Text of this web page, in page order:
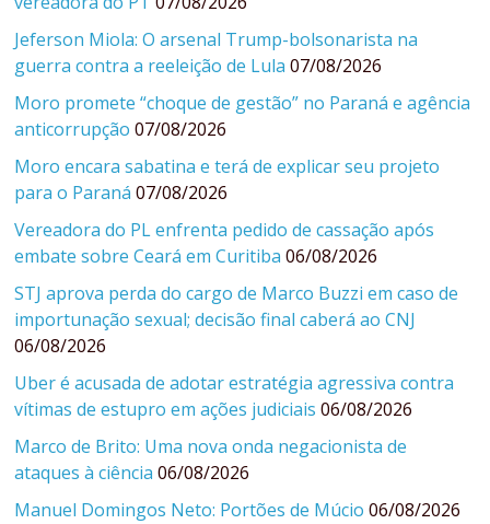
Jeferson Miola: O arsenal Trump-bolsonarista na
guerra contra a reeleição de Lula 07/08/2026
Moro promete “choque de gestão” no Paraná e agência
anticorrupção 07/08/2026
Moro encara sabatina e terá de explicar seu projeto
para o Paraná 07/08/2026
Vereadora do PL enfrenta pedido de cassação após
embate sobre Ceará em Curitiba 06/08/2026
STJ aprova perda do cargo de Marco Buzzi em caso de
importunação sexual; decisão final caberá ao CNJ
06/08/2026
Uber é acusada de adotar estratégia agressiva contra
vítimas de estupro em ações judiciais 06/08/2026
Marco de Brito: Uma nova onda negacionista de
ataques à ciência 06/08/2026
Manuel Domingos Neto: Portões de Múcio 06/08/2026